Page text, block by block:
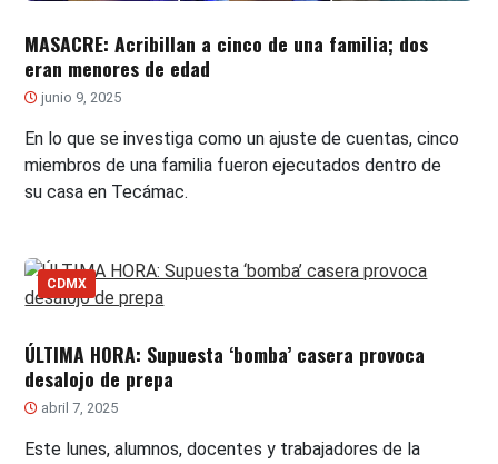
MASACRE: Acribillan a cinco de una familia; dos
eran menores de edad
junio 9, 2025
En lo que se investiga como un ajuste de cuentas, cinco
miembros de una familia fueron ejecutados dentro de
su casa en Tecámac.
CDMX
ÚLTIMA HORA: Supuesta ‘bomba’ casera provoca
desalojo de prepa
abril 7, 2025
Este lunes, alumnos, docentes y trabajadores de la